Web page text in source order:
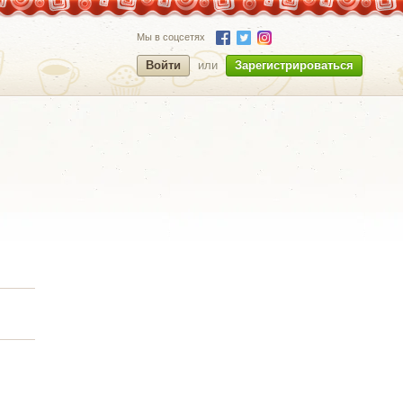
Мы в соцсетях
Войти или Зарегистрироваться